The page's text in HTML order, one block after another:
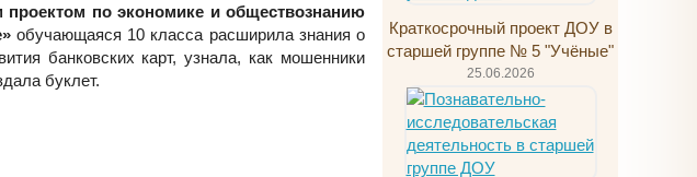
проектом по экономике и обществознанию
обучающаяся 10 класса расширила знания о
банковских карт, узнала, как мошенники
буклет.
Краткосрочный проект ДОУ в
старшей группе № 5 "Учёные"
25.06.2026